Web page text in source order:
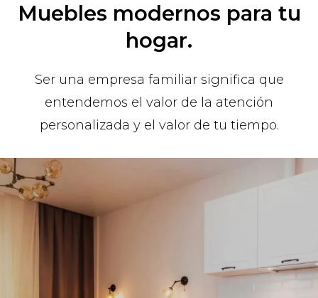
Muebles modernos para tu
hogar.
Ser una empresa familiar significa que
entendemos el valor de la atención
personalizada y el valor de tu tiempo.